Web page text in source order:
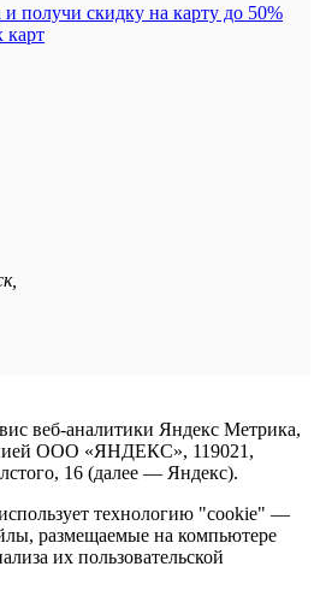
и получи скидку на карту до 50%
карт
,
веб-аналитики Яндекс Метрика,
ООО «ЯНДЕКС», 119021,
16 (далее — Яндекс).
технологию "cookie" —
размещаемые на компьютере
их пользовательской